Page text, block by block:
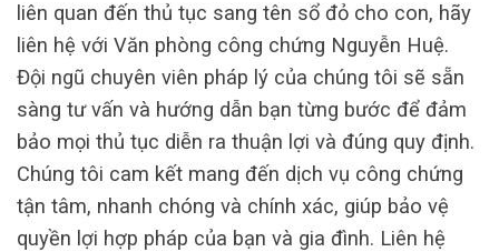
liên quan đến thủ tục sang tên sổ đỏ cho con, hãy
liên hệ với Văn phòng công chứng Nguyễn Huệ.
Đội ngũ chuyên viên pháp lý của chúng tôi sẽ sẵn
sàng tư vấn và hướng dẫn bạn từng bước để đảm
bảo mọi thủ tục diễn ra thuận lợi và đúng quy định.
Chúng tôi cam kết mang đến dịch vụ công chứng
tận tâm, nhanh chóng và chính xác, giúp bảo vệ
quyền lợi hợp pháp của bạn và gia đình. Liên hệ